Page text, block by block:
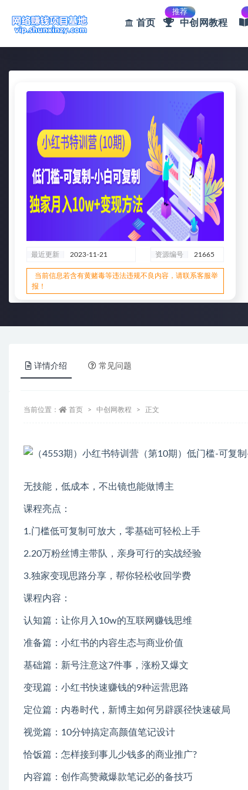
首页
推荐
中创网教程
最近更新 2023-11-21 资源编号 21665
当前信息若含有黄赌毒等违法违规不良内容，请联系客服举
报！
详情介绍 常见问题
当前位置： 首页 中创网教程 正文
无技能，低成本，不出镜也能做博主
课程亮点：
1.门槛低可复制可放大，零基础可轻松上手
2.20万粉丝博主带队，亲身可行的实战经验
3.独家变现思路分享，帮你轻松收回学费
课程内容：
认知篇：让你月入10w的互联网赚钱思维
准备篇：小红书的内容生态与商业价值
基础篇：新号注意这7件事，涨粉又爆文
变现篇：小红书快速赚钱的9种运营思路
定位篇：内卷时代，新博主如何另辟蹊径快速破局
视觉篇：10分钟搞定高颜值笔记设计
恰饭篇：怎样接到事儿少钱多的商业推广?
内容篇：创作高赞藏爆款笔记必的备技巧